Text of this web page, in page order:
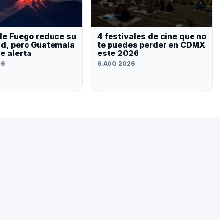
Fuego reduce su
pero Guatemala
alerta
4 festivales de cine que no
te puedes perder en CDMX
este 2026
6 AGO 2026